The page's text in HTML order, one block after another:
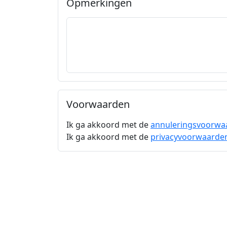
Opmerkingen
Voorwaarden
Ik ga akkoord met de
Ik ga akkoord met de